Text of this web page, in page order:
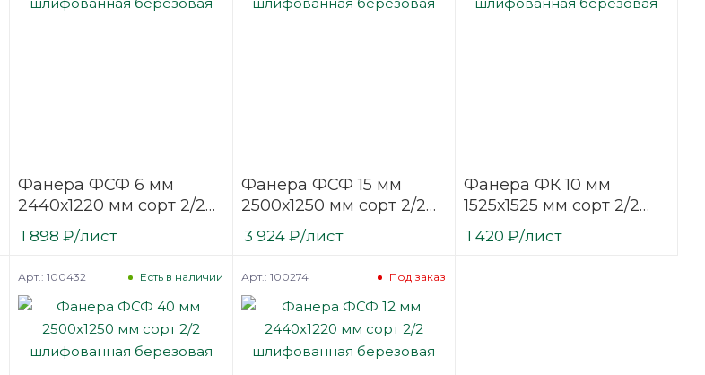
Фанера ФСФ 6 мм
2440х1220 мм сорт 2/2
шлифованная
березовая
1 898 ₽/лист
Фанера ФСФ 15 мм
2500х1250 мм сорт 2/2
шлифованная
березовая
3 924₽/лист
Фанера ФК 10 мм
1525х1525 мм сорт 2/2
шлифованная
березовая
1 420 ₽/лист
Есть в наличии
Арт.: 100432 Под заказ
Арт.: 100274